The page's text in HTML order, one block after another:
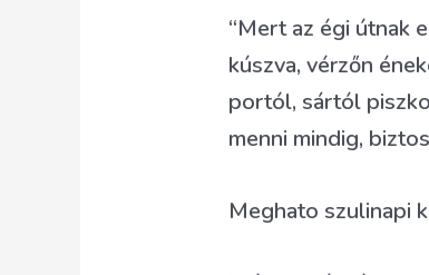
“Mert az égi útnak
kúszva, vérzőn
portól, sártól
menni mindig,
Meghato szulinapi